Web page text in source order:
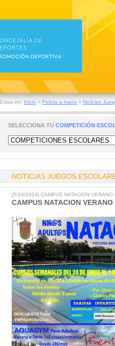
Estas en: Inicio > Pelota a mano > Noticias
SELECCIONA TU COMPETICIÓN
NOTICIAS JUEGOS
[5/29/2024] CAMPUS NATACION VERANO
CAMPUS NATACION VERANO